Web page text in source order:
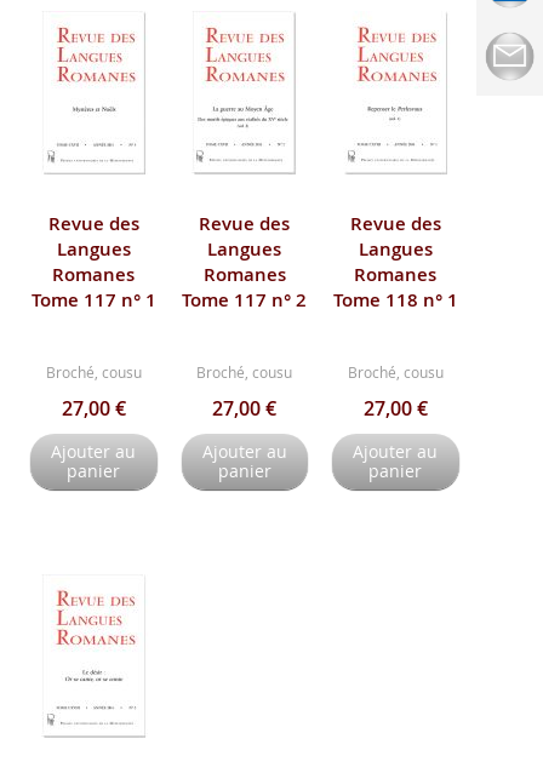
Revue des
Langues
Romanes
Tome 117 n° 1
Broché, cousu
27,00 €
Ajouter au
panier
Revue des
Langues
Romanes
Tome 117 n° 2
Broché, cousu
27,00 €
Ajouter au
panier
Revue des
Langues
Romanes
Tome 118 n° 1
Broché, cousu
27,00 €
Ajouter au
panier